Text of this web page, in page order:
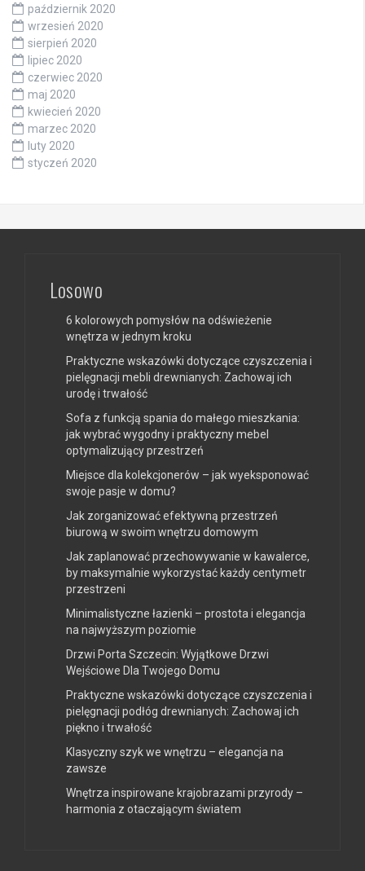
październik 2020
wrzesień 2020
sierpień 2020
lipiec 2020
czerwiec 2020
maj 2020
kwiecień 2020
marzec 2020
luty 2020
styczeń 2020
Losowo
6 kolorowych pomysłów na odświeżenie
wnętrza w jednym kroku
Praktyczne wskazówki dotyczące czyszczenia i
pielęgnacji mebli drewnianych: Zachowaj ich
urodę i trwałość
Sofa z funkcją spania do małego mieszkania:
jak wybrać wygodny i praktyczny mebel
optymalizujący przestrzeń
Miejsce dla kolekcjonerów – jak wyeksponować
swoje pasje w domu?
Jak zorganizować efektywną przestrzeń
biurową w swoim wnętrzu domowym
Jak zaplanować przechowywanie w kawalerce,
by maksymalnie wykorzystać każdy centymetr
przestrzeni
Minimalistyczne łazienki – prostota i elegancja
na najwyższym poziomie
Drzwi Porta Szczecin: Wyjątkowe Drzwi
Wejściowe Dla Twojego Domu
Praktyczne wskazówki dotyczące czyszczenia i
pielęgnacji podłóg drewnianych: Zachowaj ich
piękno i trwałość
Klasyczny szyk we wnętrzu – elegancja na
zawsze
Wnętrza inspirowane krajobrazami przyrody –
harmonia z otaczającym światem